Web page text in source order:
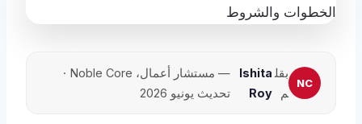
بقل
م
Ishita
Roy
— مستشار أعمال، Noble Core ·
تحديث يونيو 2026